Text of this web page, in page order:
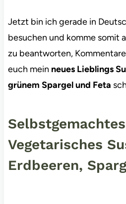
Jetzt bin ich gerade in
besuchen und komme somit
zu beantworten,
euch mein neues Lieblings
grünem Spargel und Feta
Selbstgemachtes
Vegetarisches
Erdbeeren,